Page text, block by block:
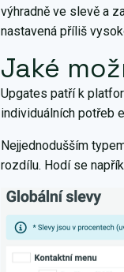
výhradně ve slevě a
nastavená příliš
Jaké
Upgates patří k
individuálních potřeb
Nejjednodušším
rozdílu. Hodí se